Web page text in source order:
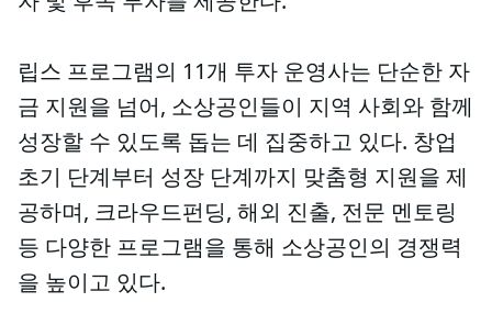
립스 프로그램의 11개 투자 운영사는 단순한 자
금 지원을 넘어, 소상공인들이 지역 사회와 함께
성장할 수 있도록 돕는 데 집중하고 있다. 창업
초기 단계부터 성장 단계까지 맞춤형 지원을 제
공하며, 크라우드펀딩, 해외 진출, 전문 멘토링
등 다양한 프로그램을 통해 소상공인의 경쟁력
을 높이고 있다.